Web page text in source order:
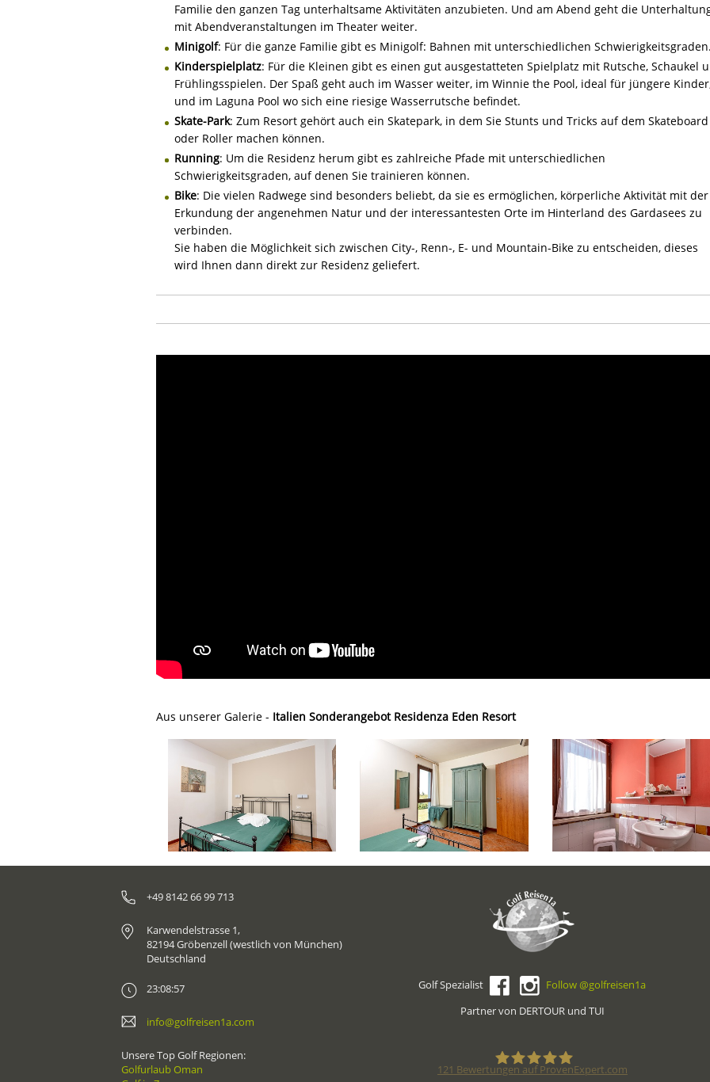
Familie den ganzen Tag unterhaltsame Aktivitäten anzubieten. Und am Abend geht die
mit Abendveranstaltungen im Theater weiter.
Minigolf: Für die ganze Familie gibt es Minigolf: Bahnen mit unterschiedlichen
Kinderspielplatz: Für die Kleinen gibt es einen gut ausgestatteten Spielplatz mit Rutsche, Schaukel
Frühlingsspielen. Der Spaß geht auch im Wasser weiter, im Winnie the Pool, ideal für jüngere
und im Laguna Pool wo sich eine riesige Wasserrutsche befindet.
Skate-Park: Zum Resort gehört auch ein Skatepark, in dem Sie Stunts und Tricks auf dem Skateboard
oder Roller machen können.
Running: Um die Residenz herum gibt es zahlreiche Pfade mit unterschiedlichen
Schwierigkeitsgraden, auf denen Sie trainieren können.
Bike: Die vielen Radwege sind besonders beliebt, da sie es ermöglichen, körperliche Aktivität mit der
Erkundung der angenehmen Natur und der interessantesten Orte im Hinterland des Gardasees zu
verbinden.
Sie haben die Möglichkeit sich zwischen City-, Renn-, E- und Mountain-Bike zu entscheiden, dieses
wird Ihnen dann direkt zur Residenz geliefert.
Aus unserer Galerie - Italien Sonderangebot Residenza Eden Resort
+49 8142 66 99 713
Karwendelstrasse 1,
82194 Gröbenzell (westlich von München)
Deutschland
23:08:57
info@golfreisen1a.com
Unsere Top Golf Regionen:
Golfurlaub Oman
Golf Spezialist
Follow @golfreisen1a
Partner von DERTOUR und TUI
121 Bewertungen auf ProvenExpert.com